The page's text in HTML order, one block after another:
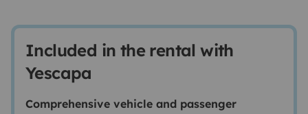
Included in the rental with
Yescapa
Comprehensive vehicle and passenger